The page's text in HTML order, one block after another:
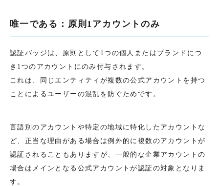
唯一である：原則1アカウントのみ
認証バッジは、原則として1つの個人またはブランドにつ
き1つのアカウントにのみ付与されます。
これは、同じエンティティが複数の公式アカウントを持つ
ことによるユーザーの混乱を防ぐためです。
言語別のアカウントや特定の地域に特化したアカウントな
ど、正当な理由がある場合は例外的に複数のアカウントが
認証されることもありますが、一般的な企業アカウントの
場合はメインとなる公式アカウントが認証の対象となりま
す。